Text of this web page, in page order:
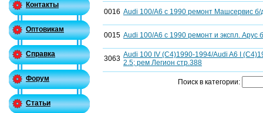
Контакты
Оптовикам
Справка
Форум
Статьи
0016 Audi 100/A6 с 1990 ремонт Машсервис б/
0015 Audi 100/A6 с 1990 ремонт и экспл. Арус
3063 Audi 100 IV (C4)1990-1994/Audi A6 I
2.5; рем Легион стр.388
Поиск в категории: